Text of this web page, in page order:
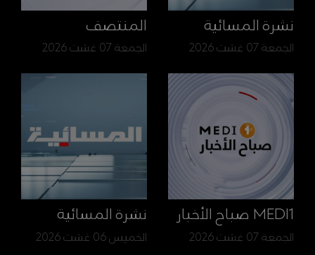
نشرة المسائية
الجمعة 07 غشت 2026
المنتصف
الجمعة 07 غشت 2026
MEDI1 صباح الأخبار
الجمعة 07 غشت 2026
نشرة المسائية
الخميس 06 غشت 2026